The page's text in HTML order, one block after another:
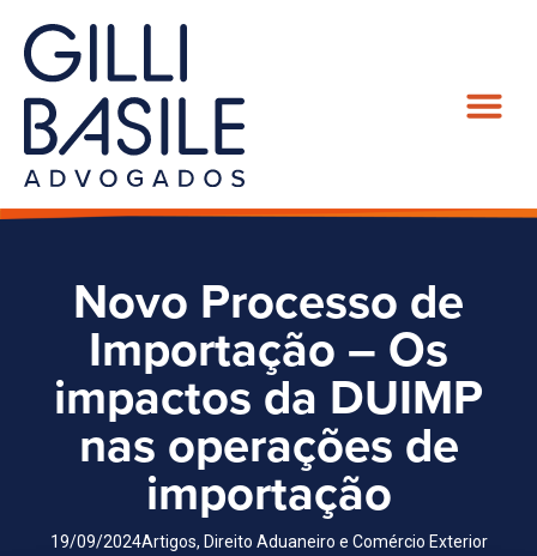
Novo Processo de
Importação – Os
impactos da DUIMP
nas operações de
importação
19/09/2024Artigos, Direito Aduaneiro e Comércio Exterior